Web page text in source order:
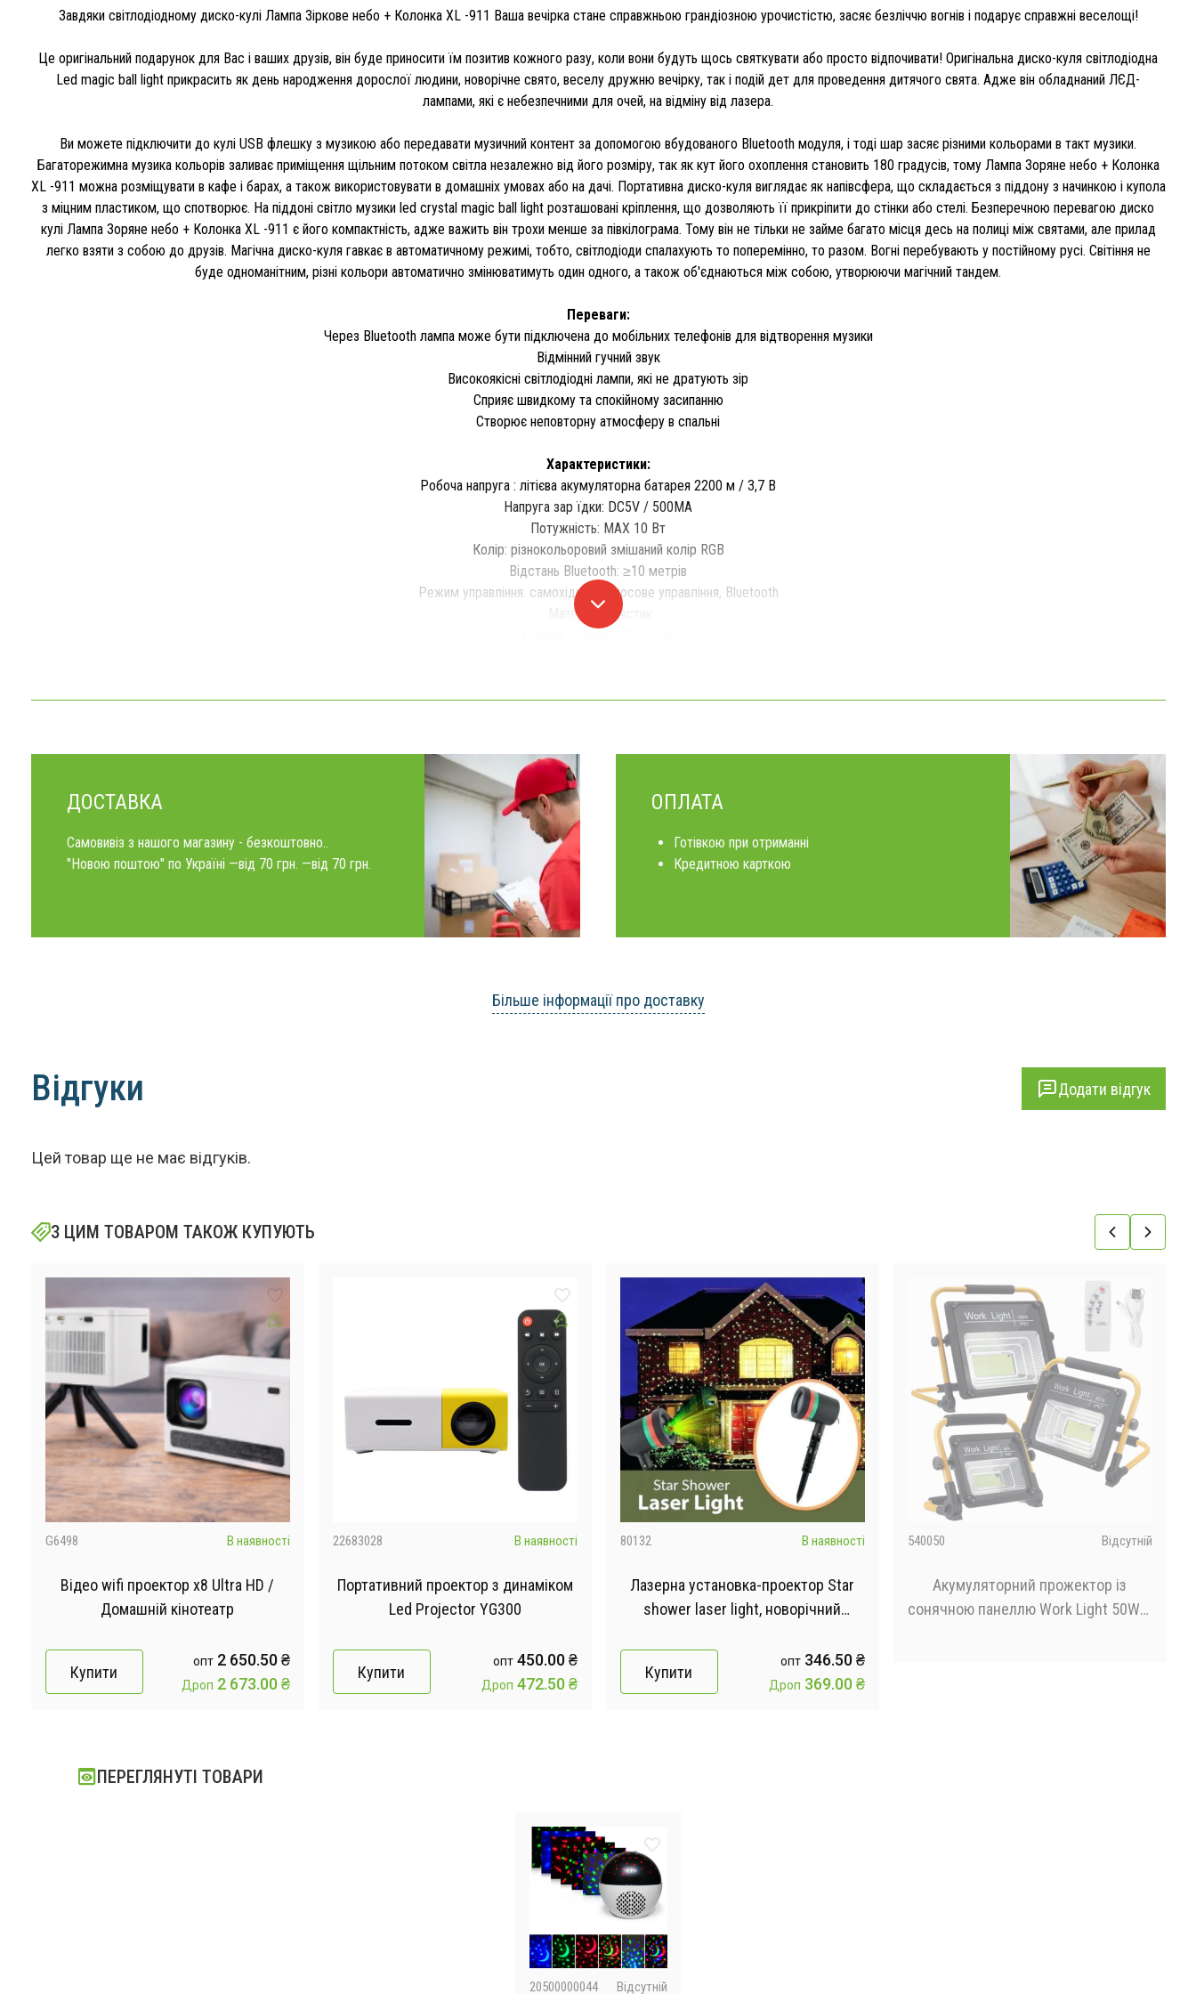
Завдяки світлодіодному диско-кулі Лампа Зіркове небо + Колонка XL -911 Ваша вечірка стане справжньою грандіозною урочистістю, засяє безліччю вогнів і подарує справжні веселощі!
Це оригінальний подарунок для Вас і ваших друзів, він буде приносити їм позитив кожного разу, коли вони будуть щось святкувати або просто відпочивати! Оригінальна диско-куля світлодіодна
Led magic ball light прикрасить як день народження дорослої людини, новорічне свято, веселу дружню вечірку, так і подій дет для проведення дитячого свята. Адже він обладнаний ЛЄД-
лампами, які є небезпечними для очей, на відміну від лазера.
Ви можете підключити до кулі USB флешку з музикою або передавати музичний контент за допомогою вбудованого Bluetooth модуля, і тоді шар засяє різними кольорами в такт музики.
Багаторежимна музика кольорів заливає приміщення щільним потоком світла незалежно від його розміру, так як кут його охоплення становить 180 градусів, тому Лампа Зоряне небо + Колонка
XL -911 можна розміщувати в кафе і барах, а також використовувати в домашніх умовах або на дачі. Портативна диско-куля виглядає як напівсфера, що складається з піддону з начинкою і купола
з міцним пластиком, що спотворює. На піддоні світло музики led crystal magic ball light розташовані кріплення, що дозволяють її прикріпити до стінки або стелі. Безперечною перевагою диско
кулі Лампа Зоряне небо + Колонка XL -911 є його компактність, адже важить він трохи менше за півкілограма. Тому він не тільки не займе багато місця десь на полиці між святами, але прилад
легко взяти з собою до друзів. Магічна диско-куля гавкає в автоматичному режимі, тобто, світлодіоди спалахують то поперемінно, то разом. Вогні перебувають у постійному русі. Світіння не
буде одноманітним, різні кольори автоматично змінюватимуть один одного, а також об'єднаються між собою, утворюючи магічний тандем.
Переваги:
Через Bluetooth лампа може бути підключена до мобільних телефонів для відтворення музики
Відмінний гучний звук
Високоякісні світлодіодні лампи, які не дратують зір
Сприяє швидкому та спокійному засипанню
Створює неповторну атмосферу в спальні
Характеристики:
Робоча напруга : літієва акумуляторна батарея 2200 м / 3,7 В
Напруга зар їдки: DC5V / 500MA
Потужність: MAX 10 Вт
Колір: різнокольоровий змішаний колір RGB
Відстань Bluetooth: ≥10 метрів
Режим управління: самохідний, голосове управління, Bluetooth
Матеріал: пластик
ДОСТАВКА
Самовивіз з нашого магазину - безкоштовно..
"Новою поштою" по Україні —від 70 грн. —від 70 грн.
ОПЛАТА
Готівкою при отриманні
Кредитною карткою
Більше інформації про доставку
Відгуки Додати відгук
Цей товар ще не має відгуків.
З ЦИМ ТОВАРОМ ТАКОЖ КУПУЮТЬ
G6498 В наявності
Відео wifi проектор x8 Ultra HD /
Домашній кінотеатр
Купити
опт2 650.50 ₴
Дроп 2 673.00 ₴
22683028 В наявності
Портативний проектор з динаміком
Led Projector YG300
Купити
опт450.00 ₴
Дроп 472.50 ₴
80132 В наявності
Лазерна установка-проектор Star
shower laser light, новорічний
Купити
опт346.50 ₴
Дроп 369.00 ₴
540050 Відсутній
Акумуляторний прожектор із
сонячною панеллю Work Light 50W +
ПЕРЕГЛЯНУТІ ТОВАРИ
20500000044 Відсутній